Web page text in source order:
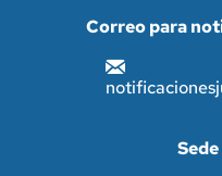
Correo para